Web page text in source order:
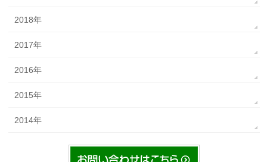
2018年
2017年
2016年
2015年
2014年